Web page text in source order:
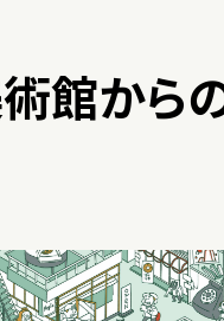
館から